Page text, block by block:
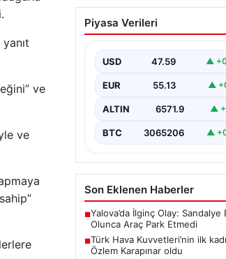
ve
ve
Türk Hava
ilk kadın paşası Özlem
Piyasa Verileri
USD 47.59 ▲
EUR 55.13 ▲
ALTIN 6571.9 ▲
BTC 3065206 ▲
Son Eklenen Haberler
■Yalova’da İlginç Olay: Sandalye
Olunca Araç Park Etmedi
■Türk Hava Kuvvetleri’nin ilk
Özlem Karapınar oldu